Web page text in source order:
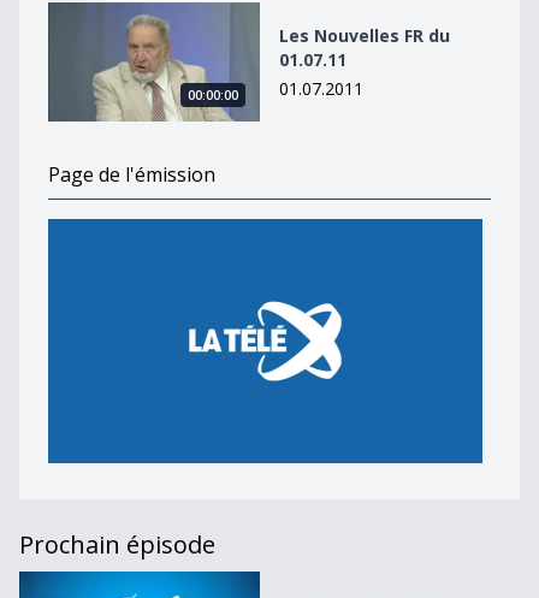
Les Nouvelles FR du 01.07.11
00:00:00
Les Nouvelles FR du
01.07.11
01.07.2011
Page de l'émission
Prochain épisode